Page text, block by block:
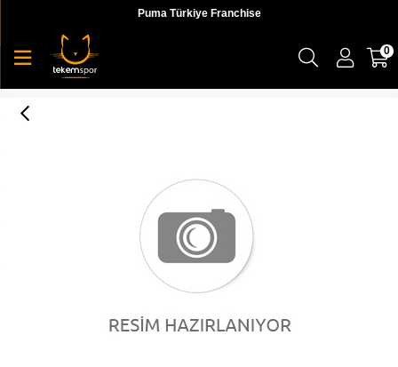
Puma Türkiye Franchise
0